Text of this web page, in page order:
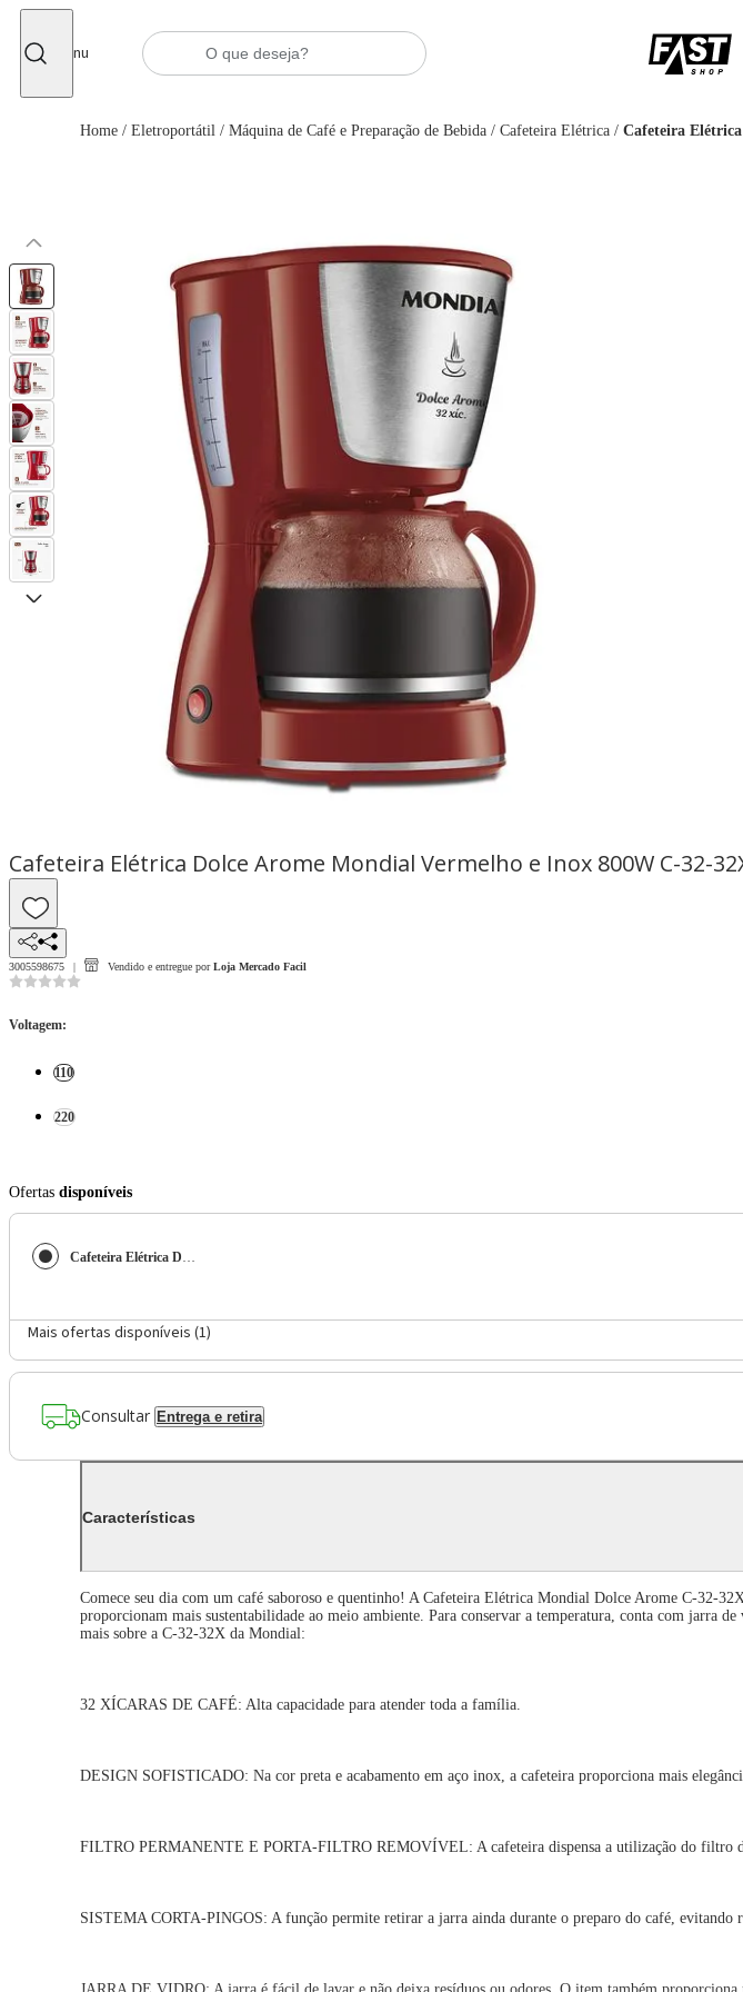
Menu
Home / Eletroportátil / Máquina de Café e Preparação de Bebida / Cafeteira Elétrica / Cafeteira
Cafeteira Elétrica Dolce Arome Mondial Vermelho e Inox 800W C-32-
3005598675 Vendido e entregue por Loja Mercado Facil
Voltagem:
110
220
Ofertas disponíveis
Cafeteira Elétrica Dolce Arome Mondial Vermelho e Inox 800W C-32-32X-R
Mais ofertas disponíveis (1)
Consultar Entrega e retira
Características
Comece seu dia com um café saboroso e quentinho! A Cafeteira Elétrica Mondial Dolce Arome C-32-
proporcionam mais sustentabilidade ao meio ambiente. Para conservar a temperatura, conta com jarra
mais sobre a C-32-32X da Mondial:
32 XÍCARAS DE CAFÉ: Alta capacidade para atender toda a família.
DESIGN SOFISTICADO: Na cor preta e acabamento em aço inox, a cafeteira proporciona mais
FILTRO PERMANENTE E PORTA-FILTRO REMOVÍVEL: A cafeteira dispensa a utilização do filtro
SISTEMA CORTA-PINGOS: A função permite retirar a jarra ainda durante o preparo do café, evitando